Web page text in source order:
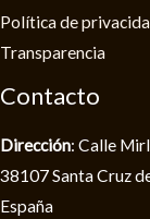
Política de
Transparencia
Contacto
Dirección: Calle
38107 Santa Cruz
España